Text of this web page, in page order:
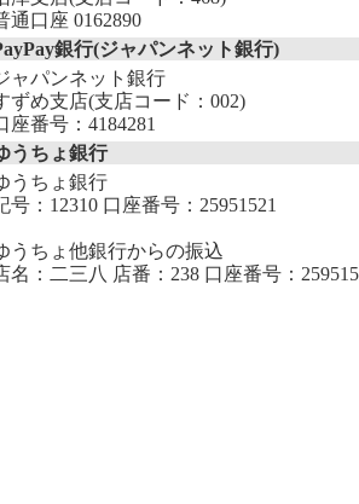
通口座 0162890
銀行(ジャパンネット銀行)
ャパンネット銀行
ずめ支店(支店コード：002)
座番号：4184281
うちょ銀行
うちょ銀行
号：12310 口座番号：25951521
うちょ他銀行からの振込
名：二三八 店番：238 口座番号：